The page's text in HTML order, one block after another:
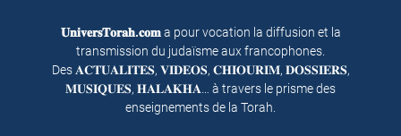
𝐔𝐧𝐢𝐯𝐞𝐫𝐬𝐓𝐨𝐫𝐚𝐡.𝐜𝐨𝐦a pour vocation la diffusion et la
transmission du judaïsme aux francophones.
Des 𝐀𝐂𝐓𝐔𝐀𝐋𝐈𝐓𝐄𝐒, 𝐕𝐈𝐃𝐄𝐎𝐒, 𝐂𝐇𝐈𝐎𝐔𝐑𝐈𝐌, 𝐃𝐎𝐒𝐒𝐈𝐄𝐑𝐒,
𝐌𝐔𝐒𝐈𝐐𝐔𝐄𝐒, 𝐇𝐀𝐋𝐀𝐊𝐇𝐀… à travers le prisme des
enseignements de la Torah.